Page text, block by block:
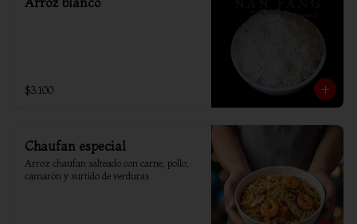
$3.100
Chaufan especial
Arroz chaufan salteado con carne, pollo,
camarón y surtido de verduras